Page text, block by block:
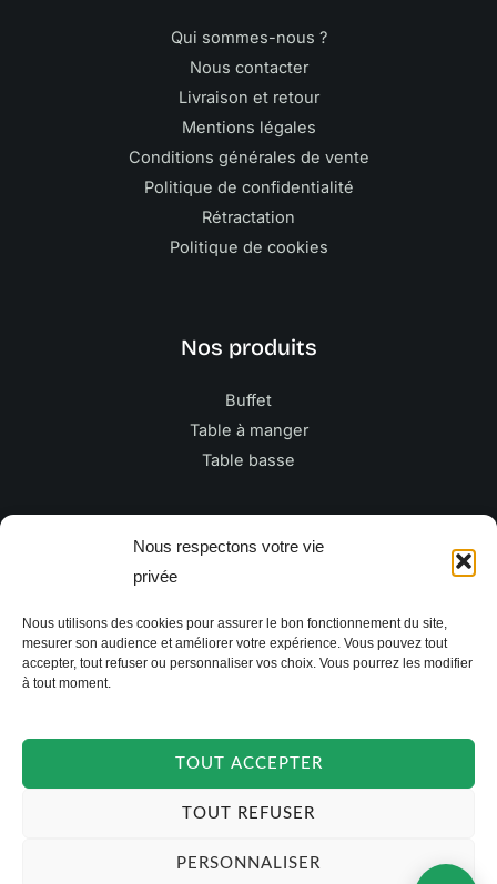
Nous respectons votre vie
privée
Nous utilisons des cookies pour assurer le bon fonctionnement du site,
mesurer son audience et améliorer votre expérience. Vous pouvez tout
accepter, tout refuser ou personnaliser vos choix. Vous pourrez les modifier
à tout moment.
TOUT ACCEPTER
TOUT REFUSER
PERSONNALISER
Qui sommes-nous ?
Nous contacter
Livraison et retour
Mentions légales
Conditions générales de vente
Politique de confidentialité
Rétractation
Politique de cookies
Nos produits
Buffet
Table à manger
Table basse
Newsletter
m
a
i